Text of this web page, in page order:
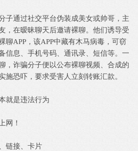
子通过社交平台伪装成美女或帅哥，主
，在暧昧聊天后邀请裸聊。他们诱导受
聊APP，该APP中藏有木马病毒，可窃
信息、手机号码、通讯录、短信等。一
，诈骗分子便以公布裸聊视频、合成的
施恐吓，要求受害人 立刻转账汇款。
就是违法行为
网！
链接、卡片